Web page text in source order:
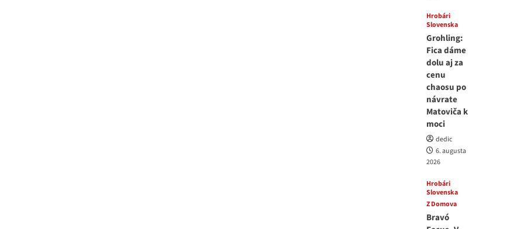
Hrobári
Slovenska
Grohling:
Fica dáme
dolu aj za
cenu
chaosu po
návrate
Matoviča k
moci
dedic
6. augusta
2026
Hrobári
Slovenska
Z Domova
Bravó